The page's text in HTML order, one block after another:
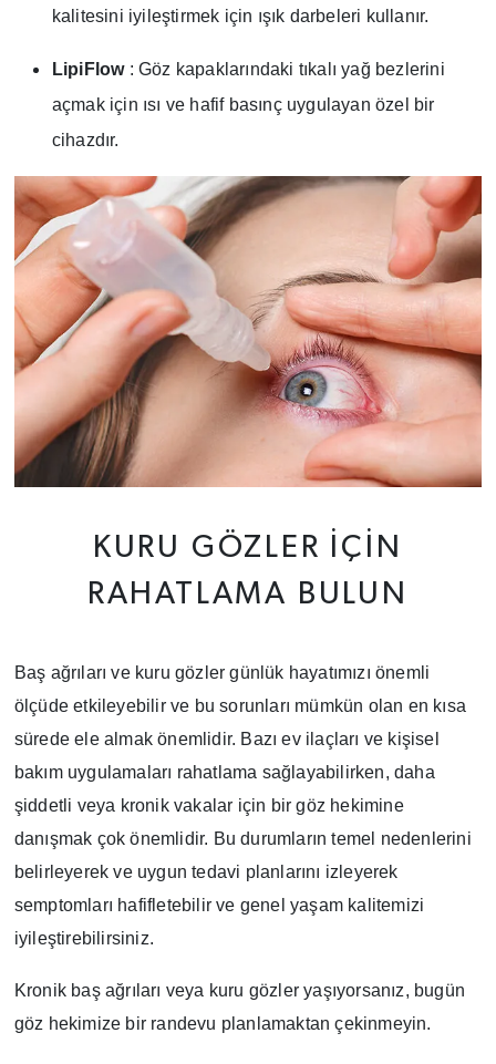
kalitesini iyileştirmek için ışık darbeleri kullanır.
LipiFlow: Göz kapaklarındaki tıkalı yağ bezlerini
açmak için ısı ve hafif basınç uygulayan özel bir
cihazdır.
KURU GÖZLER İÇIN
RAHATLAMA BULUN
Baş ağrıları ve kuru gözler günlük hayatımızı önemli
ölçüde etkileyebilir ve bu sorunları mümkün olan en kısa
sürede ele almak önemlidir. Bazı ev ilaçları ve kişisel
bakım uygulamaları rahatlama sağlayabilirken, daha
şiddetli veya kronik vakalar için bir göz hekimine
danışmak çok önemlidir. Bu durumların temel nedenlerini
belirleyerek ve uygun tedavi planlarını izleyerek
semptomları hafifletebilir ve genel yaşam kalitemizi
iyileştirebilirsiniz.
Kronik baş ağrıları veya kuru gözler yaşıyorsanız, bugün
göz hekimize bir randevu planlamaktan çekinmeyin.